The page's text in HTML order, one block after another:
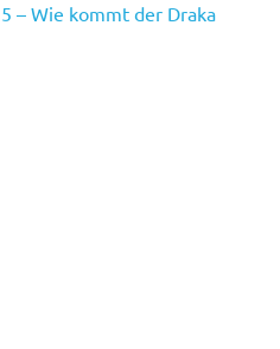
– Wie kommt der Draka